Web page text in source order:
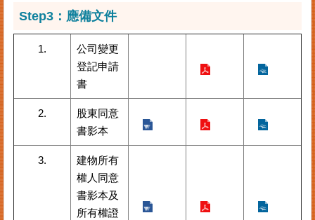
Step3：應備文件
1.
公司變更
登記申請
書
2.
股東同意
書影本
3.
建物所有
權人同意
書影本及
所有權證